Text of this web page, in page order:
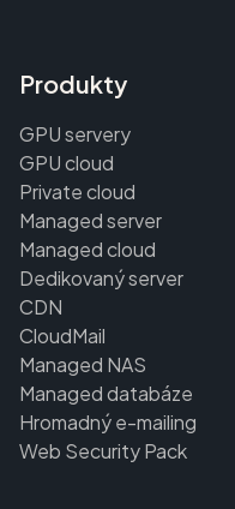
Produkty
GPU servery
GPU cloud
Private cloud
Managed server
Managed cloud
Dedikovaný server
CDN
CloudMail
Managed NAS
Managed databáze
Hromadný e-mailing
Web Security Pack